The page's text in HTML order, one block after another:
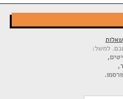
שאלות
למשל: